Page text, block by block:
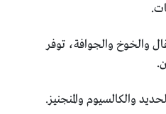
والخوخ والجوافة، توفر
والكالسيوم والمنجنيز.